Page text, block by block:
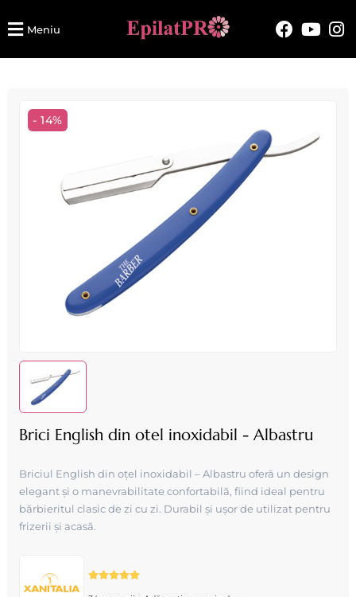
Meniu
- 14%
Brici English din otel inoxidabil - Albastru
Briciul English din oțel inoxidabil – Albastru oferă un design
elegant și o manevrabilitate confortabilă, fiind ideal pentru
bărbieritul clasic de zi cu zi. Durabil și ușor de utilizat pentru
frizerii și acasă.